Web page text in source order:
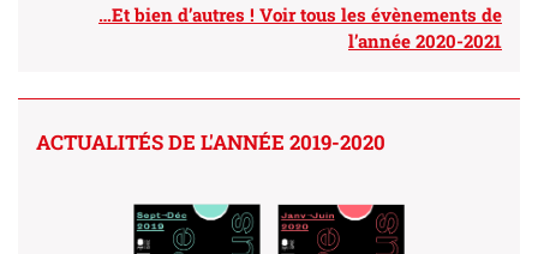
…Et bien d’autres ! Voir tous les évènements de
l’année 2020-2021
ACTUALITÉS DE L'ANNÉE 2019-2020